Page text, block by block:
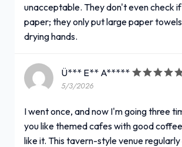
unacceptable. They don't even check
paper; they only put large paper
drying hands.
Ü*** E** A*****
5/3/2026
I went once, and now I'm going three
you like themed cafes with good
like it. This tavern-style venue